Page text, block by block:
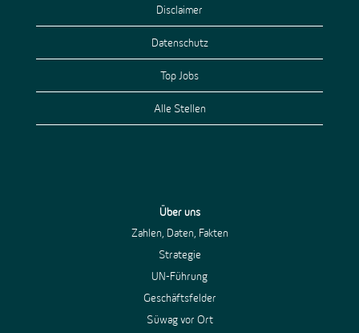
Disclaimer
Datenschutz
Top Jobs
Alle Stellen
Über uns
Zahlen, Daten, Fakten
Strategie
UN-Führung
Geschäftsfelder
Süwag vor Ort